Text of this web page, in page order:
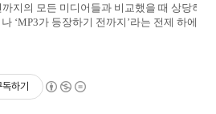
지의 모든 미디어들과 비교했을 때 상당히
‘MP3가 등장하기 전까지’라는 전제 하에서
하기